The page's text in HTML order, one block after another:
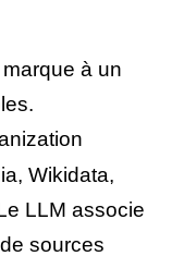
à un
Wikidata,
LLM associe
sources